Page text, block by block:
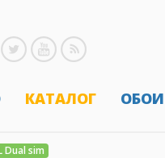
КАТАЛОГ ОБОИ
Dual sim